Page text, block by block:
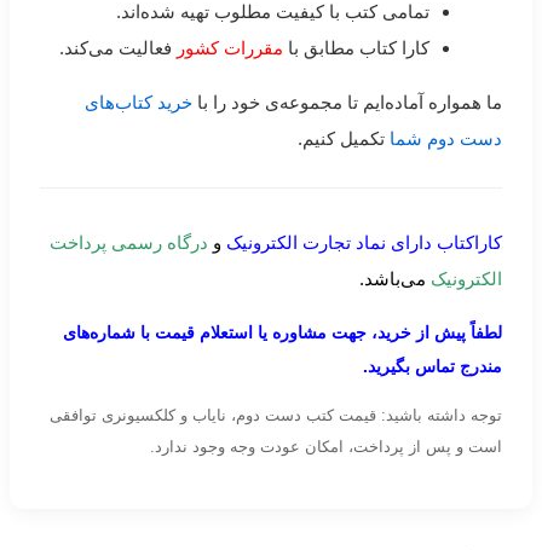
تمامی کتب با کیفیت مطلوب تهیه شده‌اند.
کارا کتاب مطابق با مقررات کشور فعالیت می‌کند.
ما همواره آماده‌ایم تا مجموعه‌ی خود را با خرید کتاب‌های
دست دوم شما تکمیل کنیم.
کاراکتاب دارای نماد تجارت الکترونیک و درگاه رسمی پرداخت
الکترونیک می‌باشد.
لطفاً پیش از خرید، جهت مشاوره یا استعلام قیمت با شماره‌های
مندرج تماس بگیرید.
توجه داشته باشید: قیمت کتب دست دوم، نایاب و کلکسیونری توافقی
است و پس از پرداخت، امکان عودت وجه وجود ندارد.